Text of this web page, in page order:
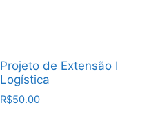
Projeto de Extensão I
Logística
R$50.00